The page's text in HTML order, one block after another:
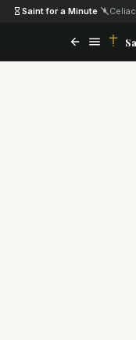
Saint for a Minute